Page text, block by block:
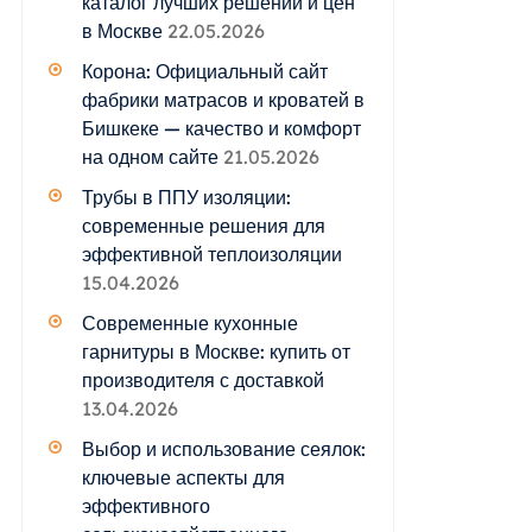
в Москве 22.05.2026
Корона: Официальный сайт
фабрики матрасов и кроватей в
Бишкеке — качество и комфорт
на одном сайте 21.05.2026
Трубы в ППУ изоляции:
современные решения для
эффективной теплоизоляции
15.04.2026
Современные кухонные
гарнитуры в Москве: купить от
производителя с доставкой
13.04.2026
Выбор и использование сеялок:
ключевые аспекты для
эффективного